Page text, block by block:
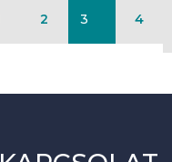
2 3 4